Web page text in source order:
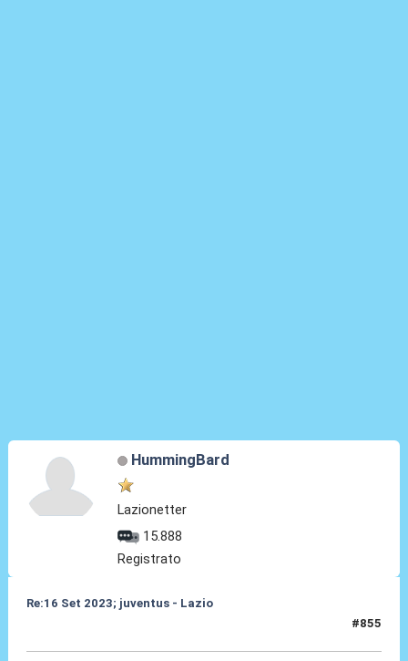
HummingBard
Lazionetter
15.888
Registrato
Re:16 Set 2023; juventus - Lazio
#855